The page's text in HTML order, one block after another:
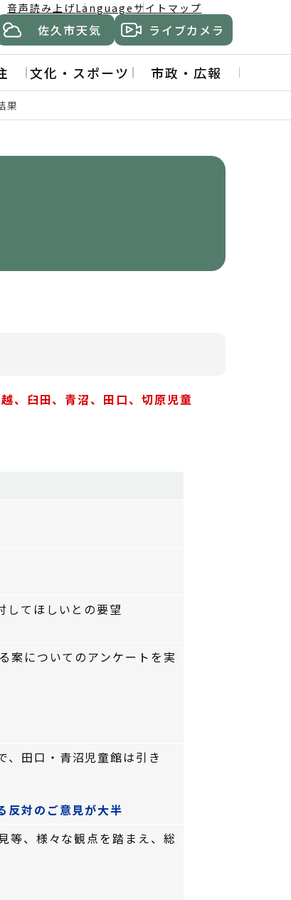
音声読み上げLanguage サイトマップ
佐久市天気 ライブカメラ
文化・スポーツ 市政・広報
果
、臼田、青沼、田口、切原児童
してほしいとの要望
案についてのアンケートを実
、田口・青沼児童館は引き
反対のご意見が大半
等、様々な観点を踏まえ、総